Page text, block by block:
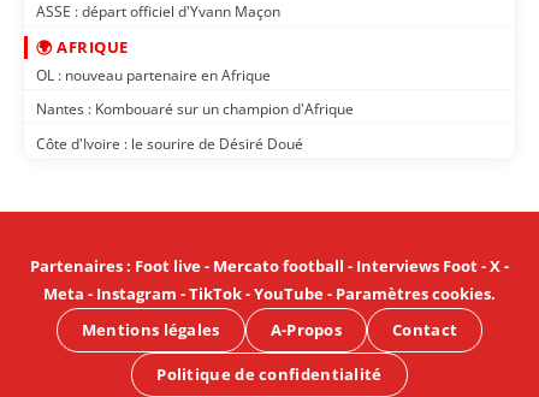
ASSE : départ officiel d'Yvann Maçon
🌍 AFRIQUE
OL : nouveau partenaire en Afrique
Nantes : Kombouaré sur un champion d'Afrique
Côte d'Ivoire : le sourire de Désiré Doué
Partenaires: Foot live- Mercato football - Interviews Foot-X-
Meta - Instagram -TikTok-YouTube- Paramètres cookies.
Mentions légales
A-Propos Contact
Politique de confidentialité